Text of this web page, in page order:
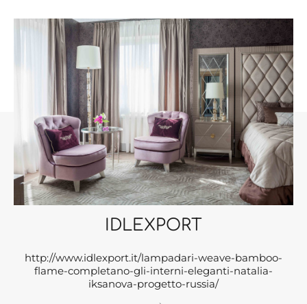
IDLEXPORT
http://www.idlexport.it/lampadari-weave-bamboo-
flame-completano-gli-interni-eleganti-natalia-
iksanova-progetto-russia/